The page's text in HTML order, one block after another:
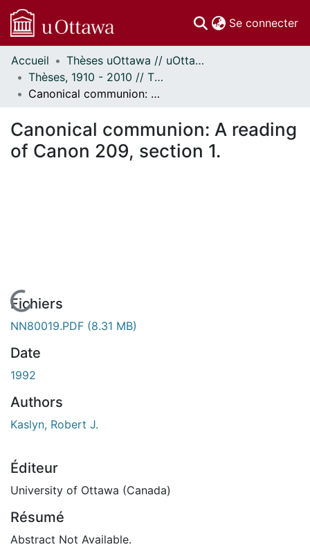
Se connecter
Communautés
et collections
Parcourir
À propos
Accueil
Thèses uOttawa // uOttawa Theses
Thèses, 1910 - 2010 // Theses, 1910 - 2010
Canonical communion: A reading of Canon 209, section 1.
Canonical communion: A reading
of Canon 209, section 1.
En cours de chargement...
Fichiers
NN80019.PDF (8.31 MB)
Date
1992
Authors
Kaslyn, Robert J.
Éditeur
University of Ottawa (Canada)
Résumé
Abstract Not Available.